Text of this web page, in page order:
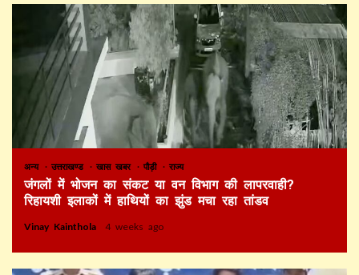
अन्य उत्तराखण्ड खास खबर पौड़ी राज्य
जंगलों में भोजन का संकट या वन विभाग की लापरवाही?
रिहायशी इलाकों में हाथियों का झुंड मचा रहा तांडव
Vinay Kainthola 4 weeks ago